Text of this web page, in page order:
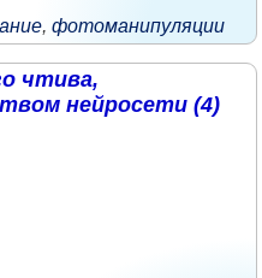
, фотоманипуляции
чтива,
нейросети (4)